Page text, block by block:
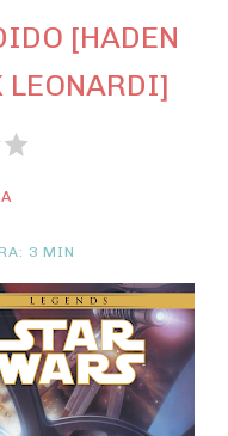
[HADEN
3 MIN